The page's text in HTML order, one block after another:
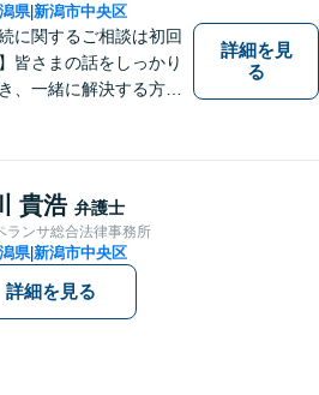
県|新潟市中央区
続に関するご相談は初回
皆さまの話をしっかり
、一緒に解決する方法
詳細を見
る
貴浩 弁護士
ランサ総合法律事務所
県|新潟市中央区
詳細を見る